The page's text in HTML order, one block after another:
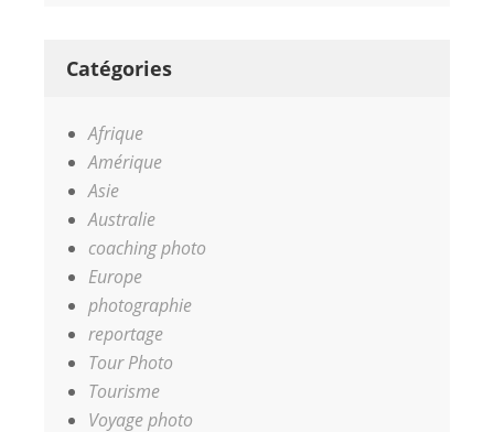
Catégories
Afrique
Amérique
Asie
Australie
coaching photo
Europe
photographie
reportage
Tour Photo
Tourisme
Voyage photo